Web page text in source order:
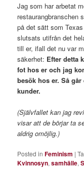
Jag som har arbetat
restaurangbranschen
på det sätt som
slutsats utifrån det
till er, ifall det nu var
säkerhet: Efter detta
fot hos er och jag
besök hos er. Så
kunder.
(Självfallet kan jag
visar att de börjar ta
aldrig omöjlig.)
Posted in Feminism |
Kvinnosyn,samhälle,